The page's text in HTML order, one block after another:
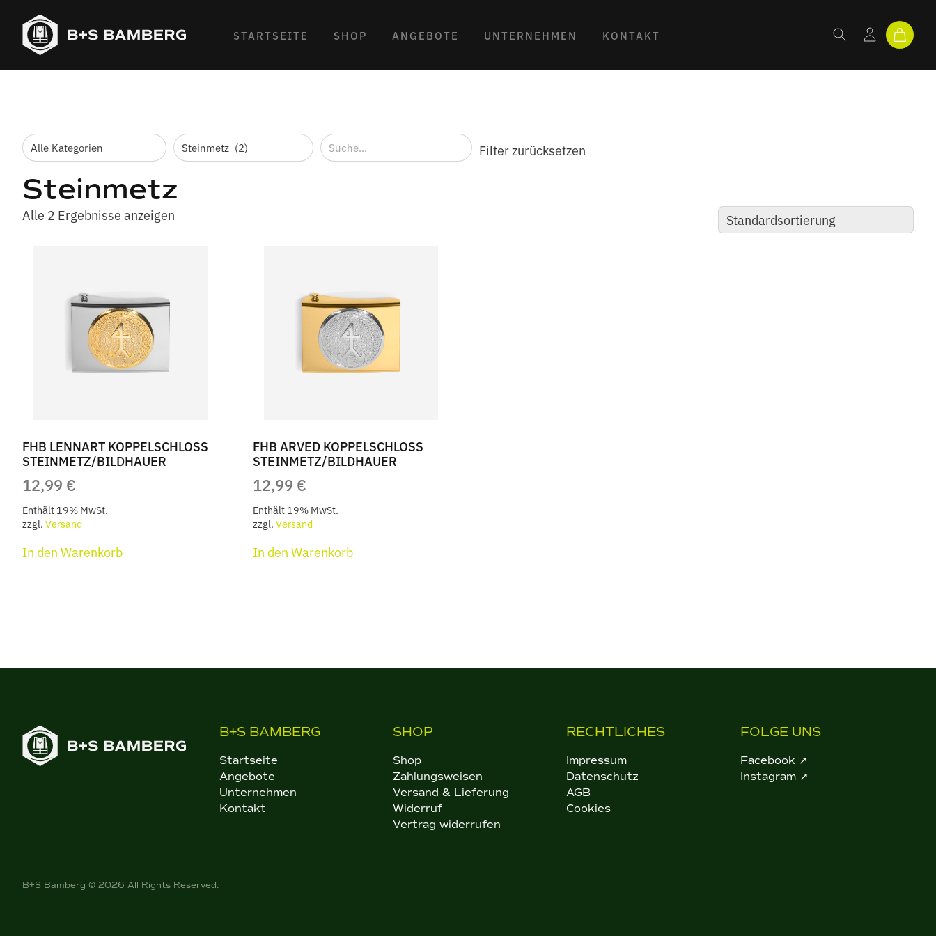
STARTSEITE SHOP ANGEBOTE UNTERNEHMEN KONTAKT
Steinmetz
Alle 2 Ergebnisse anzeigen
FHB LENNART KOPPELSCHLOSS
STEINMETZ/BILDHAUER
12,99 €
Enthält 19% MwSt.
zzgl.Versand
In den Warenkorb
FHB ARVED KOPPELSCHLOSS
STEINMETZ/BILDHAUER
12,99 €
Enthält 19% MwSt.
zzgl.Versand
In den Warenkorb
B+S BAMBERG
Startseite
Angebote
Unternehmen
Kontakt
SHOP
Shop
Zahlungsweisen
Versand & Lieferung
Widerruf
Vertrag widerrufen
RECHTLICHES
Impressum
Datenschutz
AGB
Cookies
FOLGE UNS
Facebook ↗
Instagram ↗
B+S Bamberg © 2026 All Rights Reserved.